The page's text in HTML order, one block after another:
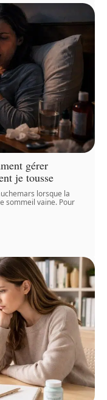
gérer
je tousse
lorsque la
sommeil vaine. Pour